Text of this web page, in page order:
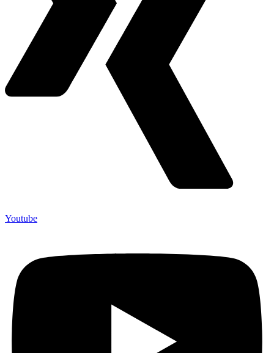
Youtube